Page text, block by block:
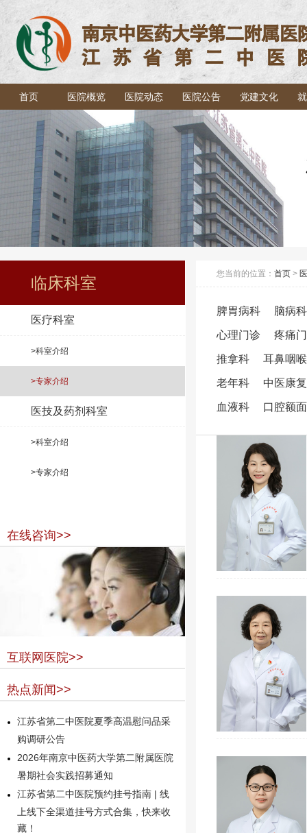
首页 医院概览 医院动态 医院公告 党建文化
临床科室
医疗科室
>科室介绍
>专家介绍
医技及药剂科室
>科室介绍
>专家介绍
在线咨询>>
互联网医院>>
热点新闻>>
江苏省第二中医院夏季高温慰问品采
购调研公告
2026年南京中医药大学第二附属医院
暑期社会实践招募通知
江苏省第二中医院预约挂号指南 | 线
上线下全渠道挂号方式合集，快来收
藏！
您当前的位置： 首页 >
脾胃病科 脑病科
心理门诊 疼痛
推拿科 耳鼻咽
老年科 中医康
血液科 口腔额